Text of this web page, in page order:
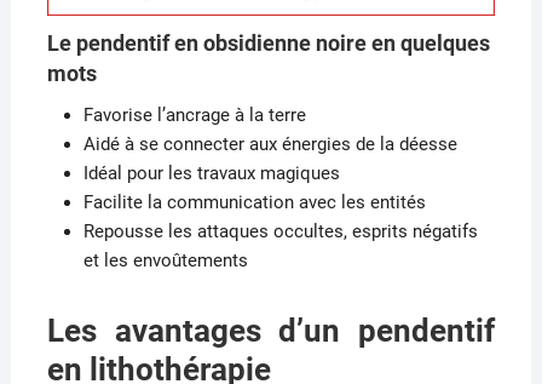
Le pendentif en obsidienne noire en quelques
mots
Favorise l’ancrage à la terre
Aidé à se connecter aux énergies de la déesse
Idéal pour les travaux magiques
Facilite la communication avec les entités
Repousse les attaques occultes, esprits négatifs
et les envoûtements
Les avantages d’un pendentif
en lithothérapie